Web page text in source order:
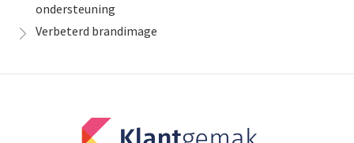
ondersteuning
Verbeterd brandimage